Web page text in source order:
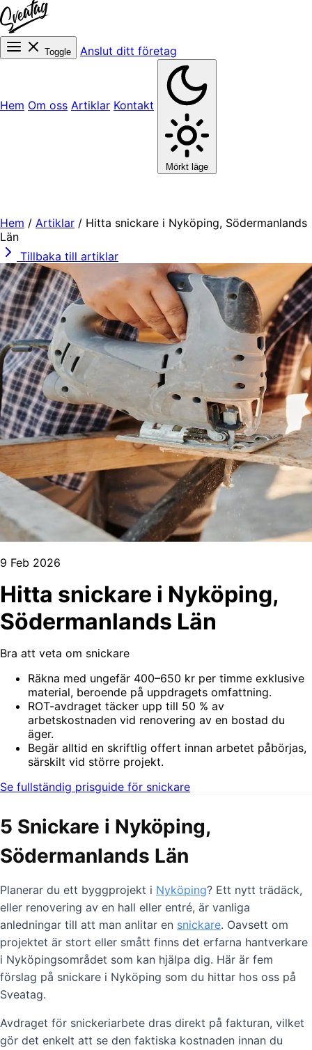
Toggle Anslut ditt företag
Hem Om oss Artiklar Kontakt
Mörkt läge
Hem / Artiklar / Hitta snickare i Nyköping, Södermanlands
Län
Tillbaka till artiklar
9 Feb 2026
Hitta snickare i Nyköping,
Södermanlands Län
Bra att veta om snickare
Räkna med ungefär 400–650 kr per timme exklusive
material, beroende på uppdragets omfattning.
ROT-avdraget täcker upp till 50 % av
arbetskostnaden vid renovering av en bostad du
äger.
Begär alltid en skriftlig offert innan arbetet påbörjas,
särskilt vid större projekt.
Se fullständig prisguide för snickare
5 Snickare i Nyköping,
Södermanlands Län
Planerar du ett byggprojekt i Nyköping? Ett nytt trädäck,
eller renovering av en hall eller entré, är vanliga
anledningar till att man anlitar en snickare. Oavsett om
projektet är stort eller smått finns det erfarna hantverkare
i Nyköpingsområdet som kan hjälpa dig. Här är fem
förslag på snickare i Nyköping som du hittar hos oss på
Sveatag.
Avdraget för snickeriarbete dras direkt på fakturan, vilket
gör det enkelt att se den faktiska kostnaden innan du